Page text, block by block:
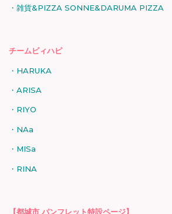
雑貨&PIZZA SONNE&DARUMA PIZZA
チームビィハピ
HARUKA
ARISA
RIYO
NAa
MISa
RINA
【都城市 パンフレット特設ページ】